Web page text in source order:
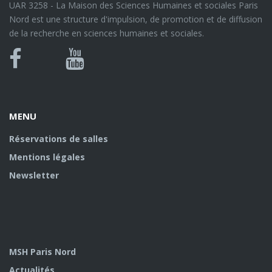
UAR 3258 - La Maison des Sciences Humaines et sociales Paris
Nord est une structure d'impulsion, de promotion et de diffusion
de la recherche en sciences humaines et sociales.
Bluesky
Canal
MENU
Réservations de salles
Mentions légales
Newsletter
MSH Paris Nord